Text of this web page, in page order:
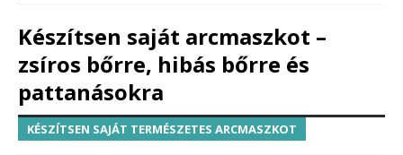
Készítsen saját arcmaszkot –
zsíros bőrre, hibás bőrre és
pattanásokra
KÉSZÍTSEN SAJÁT TERMÉSZETES ARCMASZKOT